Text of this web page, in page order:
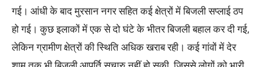
गई। आंधी के बाद मुरसान नगर सहित कई क्षेत्रों में बिजली सप्लाई ठप
हो गई। कुछ इलाकों में एक से दो घंटे के भीतर बिजली बहाल कर दी गई,
लेकिन ग्रामीण क्षेत्रों की स्थिति अधिक खराब रही। कई गांवों में देर